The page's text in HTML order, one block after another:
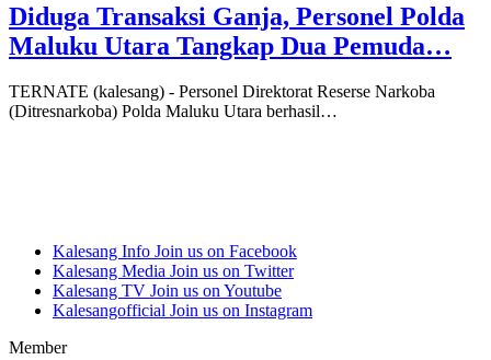
Diduga Transaksi Ganja, Personel Polda
Maluku Utara Tangkap Dua Pemuda…
TERNATE (kalesang) - Personel Direktorat Reserse Narkoba
(Ditresnarkoba) Polda Maluku Utara berhasil…
Kalesang Info Join us on Facebook
Kalesang Media Join us on Twitter
Kalesang TV Join us on Youtube
Kalesangofficial Join us on Instagram
Member